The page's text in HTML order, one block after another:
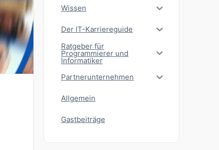
Wissen
Der IT-Karriereguide
Ratgeber für
Programmierer und
Informatiker
Partnerunternehmen
Allgemein
Gastbeiträge